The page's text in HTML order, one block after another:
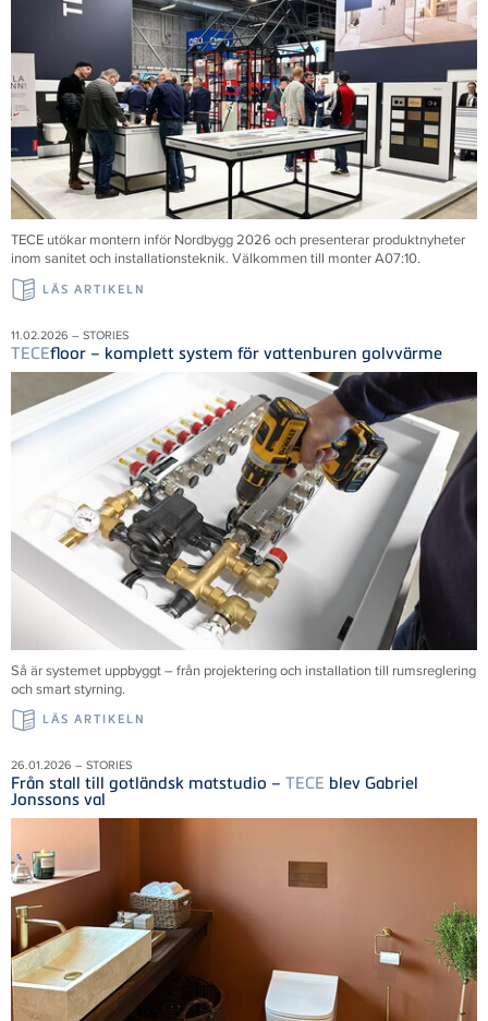
TECE utökar montern inför Nordbygg 2026 och presenterar produktnyheter
inom sanitet och installationsteknik. Välkommen till monter A07:10.
LÄS ARTIKELN
11.02.2026 – STORIES
TECEfloor – komplett system för vattenburen golvvärme
Så är systemet uppbyggt – från projektering och installation till rumsreglering
och smart styrning.
LÄS ARTIKELN
26.01.2026 – STORIES
Från stall till gotländsk matstudio – TECE blev Gabriel
Jonssons val